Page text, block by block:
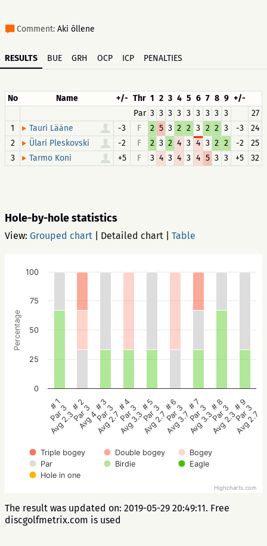
Comment: Aki õllene
RESULTS BUE GRH OCP ICP PENALTIES
No Name +/- Thr 1 2 3 4 5 6 7 8 9 +/-
Par 3 3 3 3 3 3 3 3 3
27
1
Tauri Lääne -3 F 2 5 3 2 2 3 2 2 3 -3
24
2
Ülari Pleskovski -2 F 2 3 2 4 3 4 3 2 2 -2
25
3
Tarmo Koni +5 F 3 4 3 4 3 4 5 3 3 +5 32
Hole-by-hole statistics
View: Grouped chart Detailed chart Table
Percentage
Triple bogey Double bogey
Bogey
Par
Birdie
Eagle
Hole in one
# 1
Par 3
Avg 2.3
# 2
Par 3
Avg 4
# 3
Par 3
Avg 2.7
# 4
Par 3
Avg 3.3
# 5
Par 3
Avg 2.7
# 6
Par 3
Avg 3.7
# 7
Par 3
Avg 3.3
# 8
Par 3
Avg 2.3
# 9
Par 3
Avg 2.7
0
25
50
75
100
Highcharts.com
The result was updated on: 2019-05-29 20:49:11. Free
discgolfmetrix.com is used